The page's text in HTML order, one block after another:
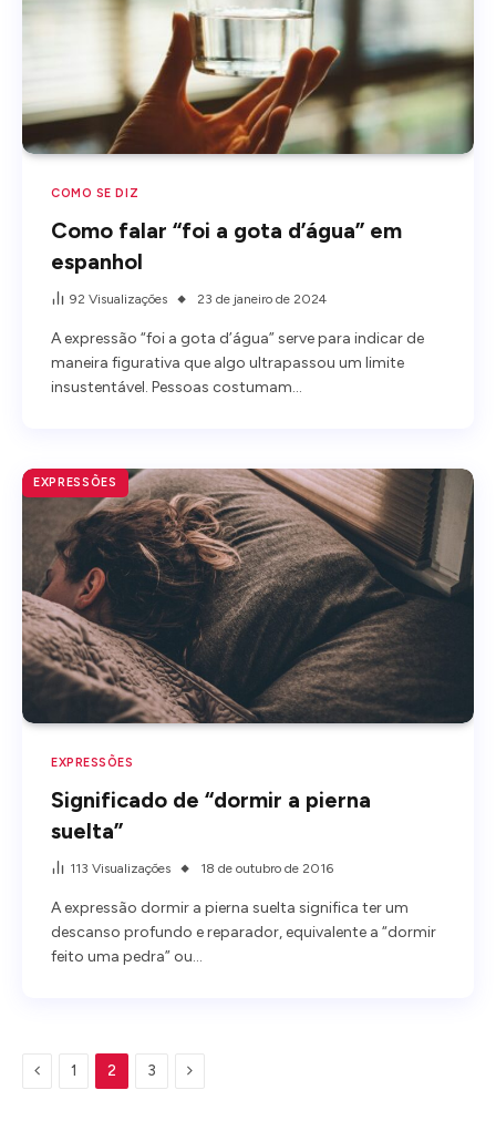
COMO SE DIZ
Como falar “foi a gota d’água” em
espanhol
92 Visualizações 23 de janeiro de 2024
A expressão “foi a gota d’água” serve para indicar de
maneira figurativa que algo ultrapassou um limite
insustentável. Pessoas costumam…
EXPRESSÕES
EXPRESSÕES
Significado de “dormir a pierna
suelta”
113 Visualizações 18 de outubro de 2016
A expressão dormir a pierna suelta significa ter um
descanso profundo e reparador, equivalente a “dormir
feito uma pedra” ou…
Anterior
1 2 3 Próxima